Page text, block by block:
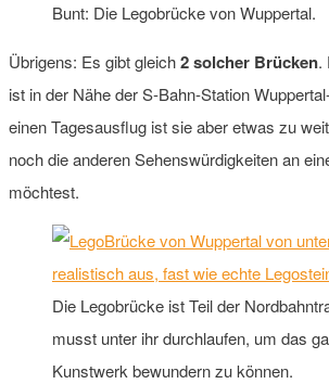
Bunt: Die Legobrücke von Wuppertal.
Übrigens: Es gibt gleich2 solcher Brücken.
ist in der Nähe der S-Bahn-Station
einen Tagesausflug ist sie aber etwas zu
noch die anderen Sehenswürdigkeiten an
möchtest.
Die Legobrücke ist Teil der
musst unter ihr durchlaufen, um das
Kunstwerk bewundern zu können.